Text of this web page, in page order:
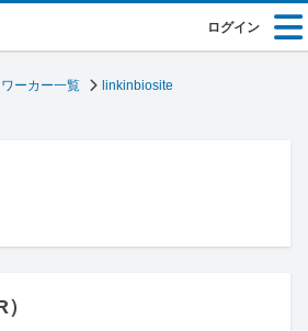
ログイン
ワーカー一覧 linkinbiosite